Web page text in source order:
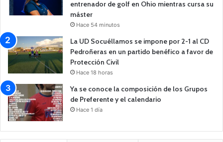
entrenador de golf en Ohio mientras cursa su
máster
Hace 54 minutos
La UD Socuéllamos se impone por 2-1 al CD
Pedroñeras en un partido benéfico a favor de
Protección Civil
Hace 18 horas
Ya se conoce la composición de los Grupos
de Preferente y el calendario
Hace 1 día